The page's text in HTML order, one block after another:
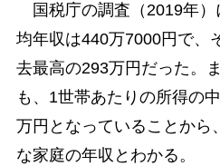
国税庁の調査（2019年）
均年収は440万7000円で、
去最高の293万円だった。
も、1世帯あたりの所得の
万円となっていることから
な家庭の年収とわかる。